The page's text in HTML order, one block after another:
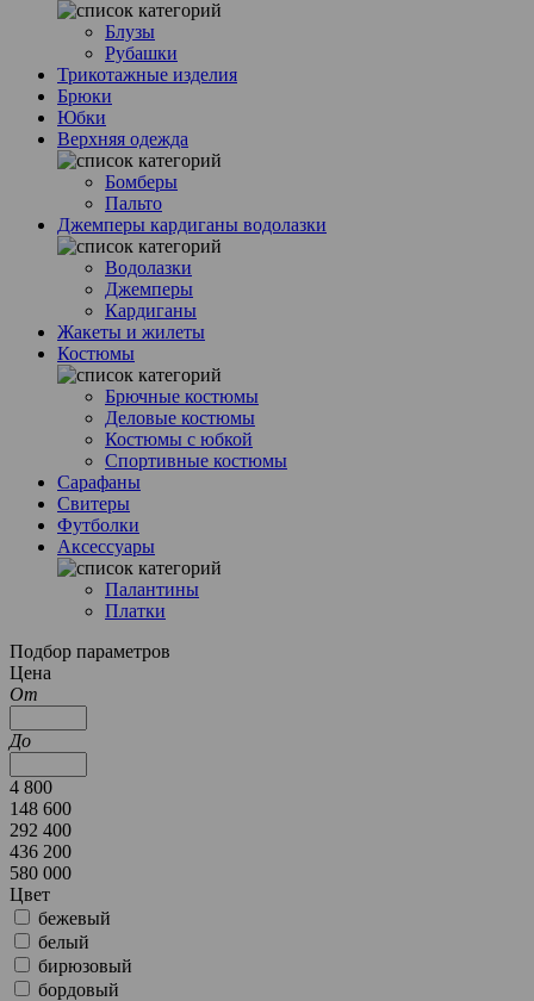
Блузы
Рубашки
Трикотажные изделия
Брюки
Юбки
Верхняя одежда
Бомберы
Пальто
Джемперы кардиганы водолазки
Водолазки
Джемперы
Кардиганы
Жакеты и жилеты
Костюмы
Брючные костюмы
Деловые костюмы
Костюмы с юбкой
Спортивные костюмы
Сарафаны
Свитеры
Футболки
Аксессуары
Палантины
Платки
Подбор параметров
Цена
От
До
4 800
148 600
292 400
436 200
580 000
Цвет
бежевый
белый
бирюзовый
бордовый